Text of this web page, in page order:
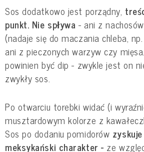
Sos dodatkowo jest porządny,
punkt. Nie spływa - ani z
(nadaje się do maczania chleba,
ani z pieczonych warzyw czy
powinien być dip - zwykle jest on
zwykły sos.
Po otwarciu torebki widać (i
musztardowym kolorze z
Sos po dodaniu pomidorów
meksykański charakter - ze